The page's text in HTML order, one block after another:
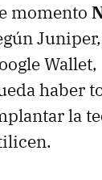
momento
haber
la